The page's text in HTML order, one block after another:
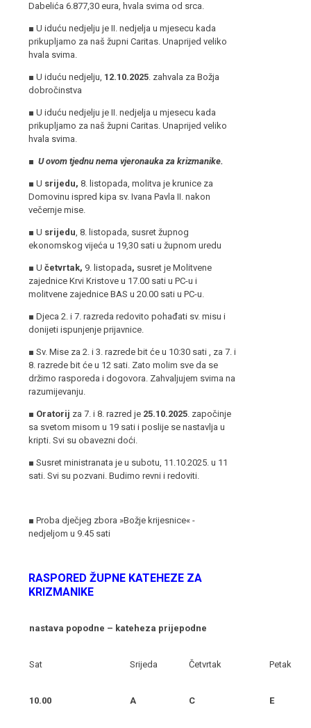
Dabelića 6.877,30 eura, hvala svima od srca.
■ U iduću nedjelju je II. nedjelja u mjesecu kada
prikupljamo za naš župni Caritas. Unaprijed veliko
hvala svima.
■ U iduću nedjelju, 12.10.2025. zahvala za Božja
dobročinstva
■ U iduću nedjelju je II. nedjelja u mjesecu kada
prikupljamo za naš župni Caritas. Unaprijed veliko
hvala svima.
■ U ovom tjednu nema vjeronauka za krizmanike.
■ U srijedu, 8. listopada, molitva je krunice za
Domovinu ispred kipa sv. Ivana Pavla II. nakon
večernje mise.
■ U srijedu, 8. listopada, susret župnog
ekonomskog vijeća u 19,30 sati u župnom uredu
■ U četvrtak, 9. listopada, susret je Molitvene
zajednice Krvi Kristove u 17.00 sati u PC-u i
molitvene zajednice BAS u 20.00 sati u PC-u.
■ Djeca 2. i 7. razreda redovito pohađati sv. misu i
donijeti ispunjenje prijavnice.
■ Sv. Mise za 2. i 3. razrede bit će u 10:30 sati , za 7. i
8. razrede bit će u 12 sati. Zato molim sve da se
držimo rasporeda i dogovora. Zahvaljujem svima na
razumijevanju.
■ Oratorij za 7. i 8. razred je 25.10.2025. započinje
sa svetom misom u 19 sati i poslije se nastavlja u
kripti. Svi su obavezni doći.
■ Susret ministranata je u subotu, 11.10.2025. u 11
sati. Svi su pozvani. Budimo revni i redoviti.
■ Proba dječjeg zbora »Božje krijesnice« -
nedjeljom u 9.45 sati
RASPORED ŽUPNE KATEHEZE ZA
KRIZMANIKE
nastava popodne – kateheza prijepodne
Sat Srijeda Četvrtak Petak
10.00 A C E